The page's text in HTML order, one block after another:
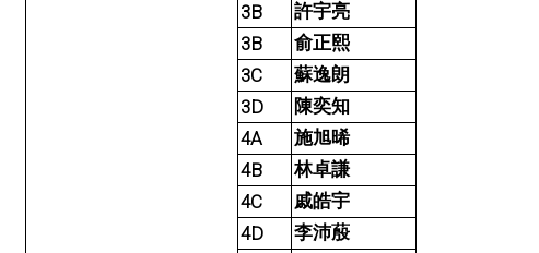
3B 許宇亮
3B 俞正熙
3C 蘇逸朗
3D 陳奕知
4A 施旭晞
4B 林卓謙
4C 戚皓宇
4D 李沛蒑